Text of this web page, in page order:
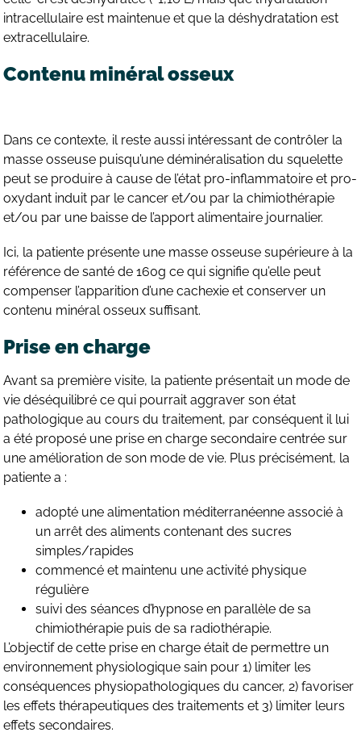
intracellulaire est maintenue et que la déshydratation est
extracellulaire.
Contenu minéral osseux
Dans ce contexte, il reste aussi intéressant de contrôler la
masse osseuse puisqu’une déminéralisation du squelette
peut se produire à cause de l’état pro-inflammatoire et pro-
oxydant induit par le cancer et/ou par la chimiothérapie
et/ou par une baisse de l’apport alimentaire journalier.
Ici, la patiente présente une masse osseuse supérieure à la
référence de santé de 160g ce qui signifie qu’elle peut
compenser l’apparition d’une cachexie et conserver un
contenu minéral osseux suffisant.
Prise en charge
Avant sa première visite, la patiente présentait un mode de
vie déséquilibré ce qui pourrait aggraver son état
pathologique au cours du traitement, par conséquent il lui
a été proposé une prise en charge secondaire centrée sur
une amélioration de son mode de vie. Plus précisément, la
patiente a :
adopté une alimentation méditerranéenne associé à
un arrêt des aliments contenant des sucres
simples/rapides
commencé et maintenu une activité physique
régulière
suivi des séances d’hypnose en parallèle de sa
chimiothérapie puis de sa radiothérapie.
L’objectif de cette prise en charge était de permettre un
environnement physiologique sain pour 1) limiter les
conséquences physiopathologiques du cancer, 2) favoriser
les effets thérapeutiques des traitements et 3) limiter leurs
effets secondaires.